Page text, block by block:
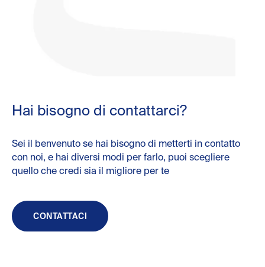
Hai bisogno di contattarci?
Sei il benvenuto se hai bisogno di metterti in contatto
con noi, e hai diversi modi per farlo, puoi scegliere
quello che credi sia il migliore per te
CONTATTACI